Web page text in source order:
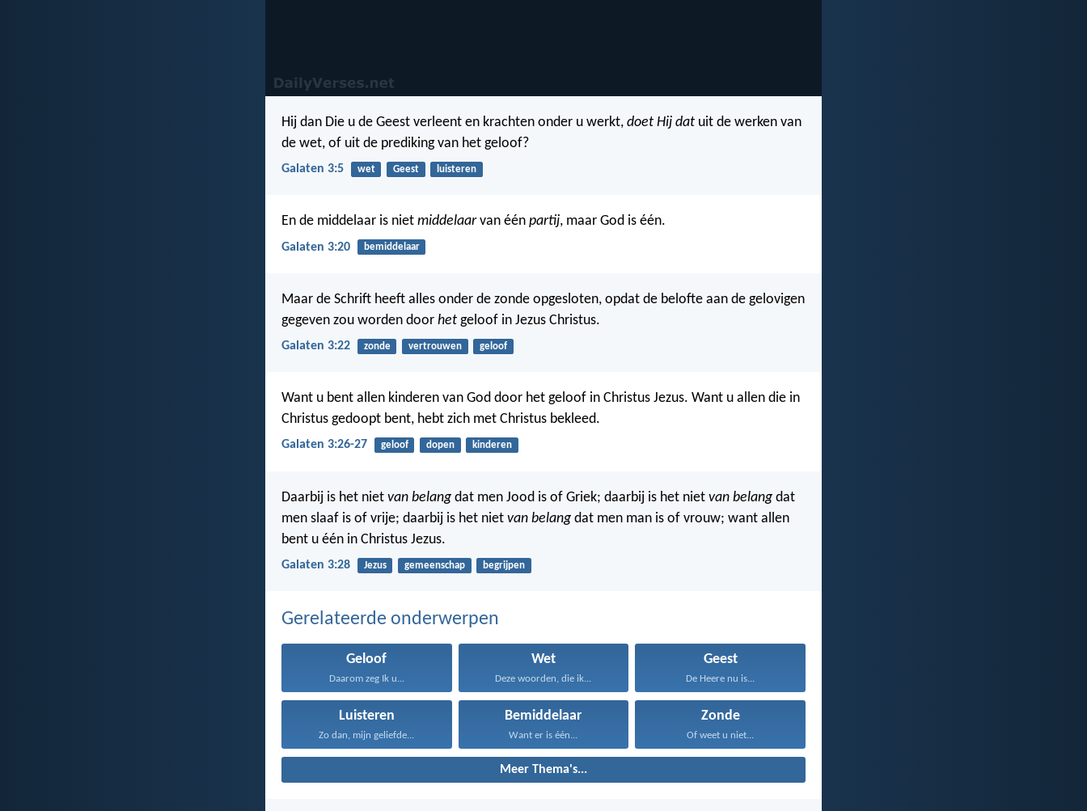
Hij dan Die u de Geest verleent en krachten onder u werkt, doet Hij dat uit de werken van
de wet, of uit de prediking van het geloof?
Galaten 3:5 wet Geest luisteren
En de middelaar is niet middelaarvan één partij, maar God is één.
Galaten 3:20 bemiddelaar
Maar de Schrift heeft alles onder de zonde opgesloten, opdat de belofte aan de gelovigen
gegeven zou worden door het geloof in Jezus Christus.
Galaten 3:22 zonde vertrouwen geloof
Want u bent allen kinderen van God door het geloof in Christus Jezus. Want u allen die in
Christus gedoopt bent, hebt zich met Christus bekleed.
Galaten 3:26-27 geloof dopen kinderen
Daarbij is het niet van belang dat men Jood is of Griek; daarbij is het niet van belang dat
men slaaf is of vrije; daarbij is het niet van belang dat men man is of vrouw; want allen
bent u één in Christus Jezus.
Galaten 3:28 Jezus gemeenschap begrijpen
Gerelateerde onderwerpen
Geloof
Daarom zeg Ik u...
Wet
Deze woorden, die ik...
Geest
De Heere nu is...
Luisteren
Zo dan, mijn geliefde...
Bemiddelaar
Want er is één...
Zonde
Of weet u niet...
Meer Thema's...